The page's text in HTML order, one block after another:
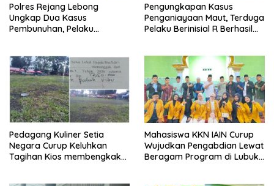
Polres Rejang Lebong
Ungkap Dua Kasus
Pembunuhan, Pelaku
Pengungkapan Kasus
Penganiayaan Maut, Terduga
Pelaku Berinisial R Berhasil
Pedagang Kuliner Setia
Negara Curup Keluhkan
Tagihan Kios membengkak
Mahasiswa KKN IAIN Curup
Wujudkan Pengabdian Lewat
Beragam Program di Lubuk